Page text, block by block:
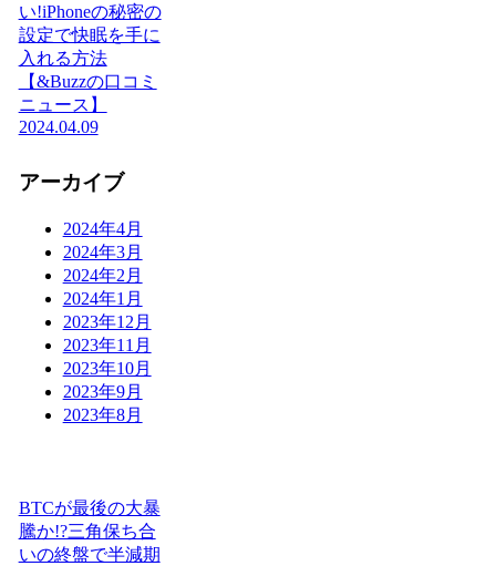
い!iPhoneの秘密の
設定で快眠を手に
入れる方法
【&Buzzの口コミ
ニュース】
2024.04.09
アーカイブ
2024年4月
2024年3月
2024年2月
2024年1月
2023年12月
2023年11月
2023年10月
2023年9月
2023年8月
BTCが最後の大暴
騰か!?三角保ち合
いの終盤で半減期